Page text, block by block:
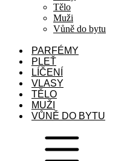
Tělo
Muži
Vůně do bytu
PARFÉMY
PLEŤ
LÍČENÍ
VLASY
TĚLO
MUŽI
VŮNĚ DO BYTU